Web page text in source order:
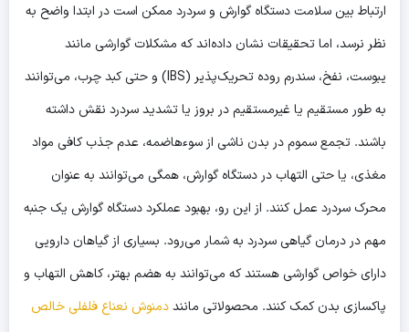
ارتباط بین سلامت دستگاه گوارش و سردرد ممکن است در ابتدا واضح به
نظر نرسد، اما تحقیقات نشان داده‌اند که مشکلات گوارشی مانند
یبوست، نفخ، سندرم روده تحریک‌پذیر (IBS) و حتی کبد چرب، می‌توانند
به طور مستقیم یا غیرمستقیم در بروز یا تشدید سردرد نقش داشته
باشند. تجمع سموم در بدن ناشی از سوءهاضمه، عدم جذب کافی مواد
مغذی، یا حتی التهاب در دستگاه گوارش، همگی می‌توانند به عنوان
محرک سردرد عمل کنند. از این رو، بهبود عملکرد دستگاه گوارش یک جنبه
مهم در درمان گیاهی سردرد به شمار می‌رود. بسیاری از گیاهان دارویی
دارای خواص گوارشی هستند که می‌توانند به هضم بهتر، کاهش التهاب و
پاکسازی بدن کمک کنند. محصولاتی ماننددمنوش نعناع فلفلی خالص